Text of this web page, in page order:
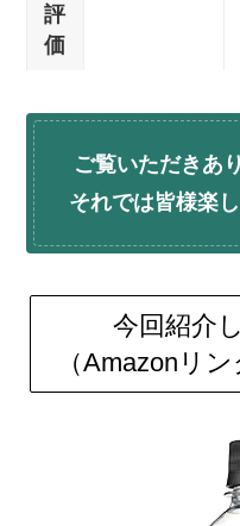
評
価
ご覧いただきあ
それでは皆様楽
今回紹介
（Amazonリ